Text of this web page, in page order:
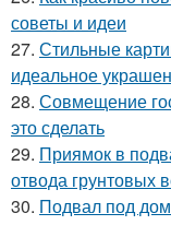
советы и идеи
27. Стильные
идеальное
28. Совмещение
это сделать
29. Приямок в
отвода грунтовых
30. Подвал под